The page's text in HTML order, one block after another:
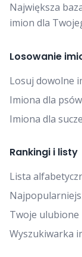
Największa
imion dla
Losowanie
Losuj dowolne
Imiona dla
Imiona dla
Rankingi i listy
Lista
Twoje ulubione
Wyszukiwarka